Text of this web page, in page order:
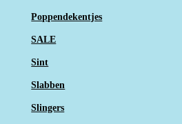
Poppendekentjes
SALE
Sint
Slabben
Slingers